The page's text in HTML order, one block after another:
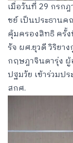
เมื่อวันที่ 29 กรก
ชย์ เป็นประธาน
คุ้มครองสิทธิ ครั้ง
รัจ ผศ.ยุวดี วิริยา
กฤษฎาจินดารุ่ง
ปฐมวัย เข้าร่วม
สกศ.